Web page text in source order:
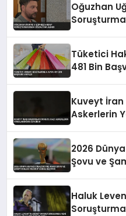
Oğuzhan
Tüketici
481 Bin
Kuveyt İran
Askerlerin
2026
Şovu ve
Haluk